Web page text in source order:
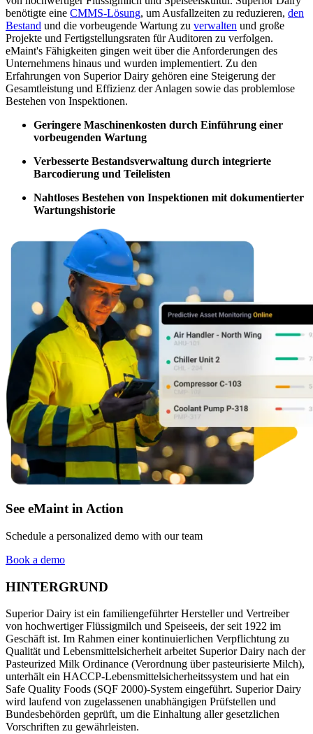
CMMS-Software
Wartungsmanagement leicht gemacht
Arbeitsauftragsverwaltung
Planen, zuweisen und bis zum Abschluss verfolgen
Vorbeugende Wartung
Wiederkehrende Arbeiten planen, Ausfälle vermeiden
Diskrete und Prozessfertigung — OEE, Ausfallzeit, Durchsatz
Lebensmittel & Getränke
FDA, Hygiene, Rückverfolgbarkeit, Allergenkontrolle
Life Sciences
GxP, 21 CFR Part 11, validierungsbereit
Filterbarer Bereich — hier starten
Live-Bootcamps
Von Trainern geleitet, geplante Kohorten
On-Demand
Video im eigenen Tempo, Zertifizierungspfad
Zertifizierung
Bestätigen Sie die CMMS-Kenntnisse Ihres Teams
eMaint University
Vollständiger Lehrplan, alle Niveaus
Implementierungsservices
Wertschöpfung in 30, 60, 90 Tagen
Ressourcencenter
Alle von uns veröffentlichten Inhalte durchsuchen und filtern
Mehr erfahren
benötigte eine CMMS-Lösung, um Ausfallzeiten zu reduzieren, den
Bestand und die vorbeugende Wartung zu verwalten und große
Projekte und Fertigstellungsraten für Auditoren zu verfolgen.
eMaint's Fähigkeiten gingen weit über die Anforderungen des
Unternehmens hinaus und wurden implementiert. Zu den
Erfahrungen von Superior Dairy gehören eine Steigerung der
Gesamtleistung und Effizienz der Anlagen sowie das problemlose
Bestehen von Inspektionen.
Geringere Maschinenkosten durch Einführung einer
vorbeugenden Wartung
Verbesserte Bestandsverwaltung durch integrierte
Barcodierung und Teilelisten
Nahtloses Bestehen von Inspektionen mit dokumentierter
Wartungshistorie
See eMaint in Action
Schedule a personalized demo with our team
Book a demo
HINTERGRUND
Superior Dairy ist ein familiengeführter Hersteller und Vertreiber
von hochwertiger Flüssigmilch und Speiseeis, der seit 1922 im
Geschäft ist. Im Rahmen einer kontinuierlichen Verpflichtung zu
Qualität und Lebensmittelsicherheit arbeitet Superior Dairy nach der
Pasteurized Milk Ordinance (Verordnung über pasteurisierte Milch),
unterhält ein HACCP-Lebensmittelsicherheitssystem und hat ein
Safe Quality Foods (SQF 2000)-System eingeführt. Superior Dairy
wird laufend von zugelassenen unabhängigen Prüfstellen und
Bundesbehörden geprüft, um die Einhaltung aller gesetzlichen
Vorschriften zu gewährleisten.